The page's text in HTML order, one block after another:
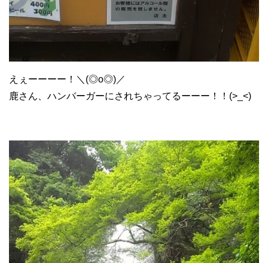
えぇーーーー！＼(◎o◎)／
鹿さん、ハンバーガーにされちゃってるーーー！！(>_<)